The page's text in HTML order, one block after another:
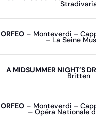
ORFEO – Monteverdi –
– La Seine
A MIDSUMMER NIGHT’S
Britten
ORFEO – Monteverdi –
– Opéra Nationale